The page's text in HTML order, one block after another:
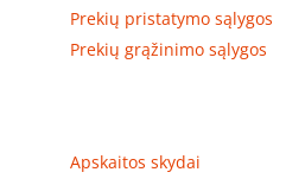
Prekių pristatymo sąlygos
Prekių grąžinimo sąlygos
Apskaitos skydai